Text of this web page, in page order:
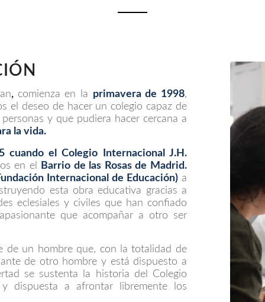
, comienza en la primavera de 1998,
el deseo de hacer un colegio capaz de
y que pudiera hacer cercana a
la vida.
cuando elColegio Internacional J.H.
en el
Barrio de las Rosas de Madrid.
Internacional de Educación)a
esta obra educativa gracias a
eclesiales y civiles que han confiado
que acompañar a otro ser
de un hombre que, con la totalidad de
de otro hombre y está dispuesto a
se sustenta la historia del Colegio
dispuesta a afrontar libremente los